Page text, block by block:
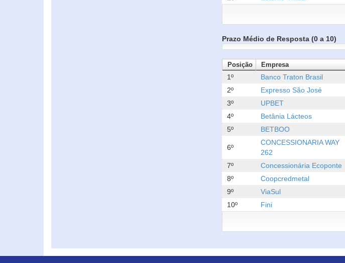
Prazo Médio de Resposta (0 a 10)
Posição Empresa
1º Banco Traton Brasil
2º
Expresso São José
3º
UPBET
4º
Betânia Lácteos
5º
BETBOO
6º
CONCESSIONARIA WAY
262
7º Concessionária Ecoponte
8º
Coopcredmetal
9º
ViaSul
10º
Fini